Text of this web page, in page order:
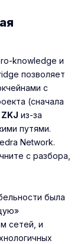
knowledge и
позволяет
с
(сначала
ZKJ из-за
путями.
Network.
с разбора,
была
сетей, и